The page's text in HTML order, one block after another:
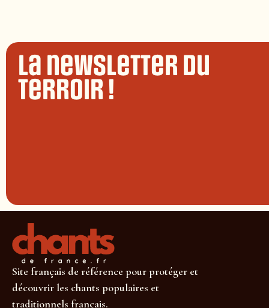
La newsletter du
terroir !
Site français de référence pour protéger et
découvrir les chants populaires et
traditionnels français.